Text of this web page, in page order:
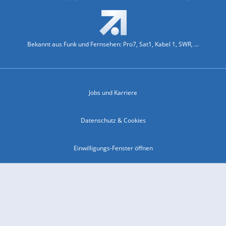
Bekannt aus Funk und Fernsehen: Pro7, Sat1, Kabel 1, SWR, ...
Jobs und Karriere
Datenschutz & Cookies
Einwilligungs-Fenster öffnen